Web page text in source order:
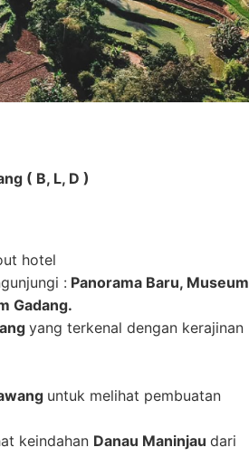
( B, L, D )
hotel
: Panorama Baru, Museum
Gadang.
yang terkenal dengan kerajinan
untuk melihat pembuatan
keindahan Danau Maninjau dari